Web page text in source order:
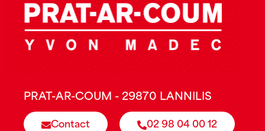
PRAT-AR-COUM - 29870 LANNILIS
Contact 02 98 04 00 12